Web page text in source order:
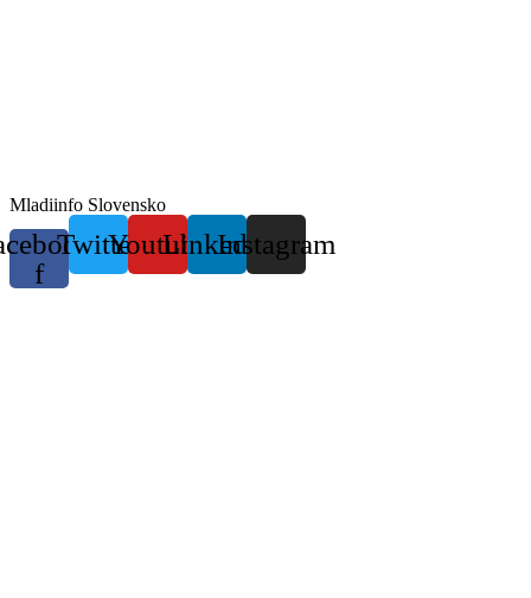
Mladiinfo Slovensko
f
TwitterYoutubeLinkedinInstagram